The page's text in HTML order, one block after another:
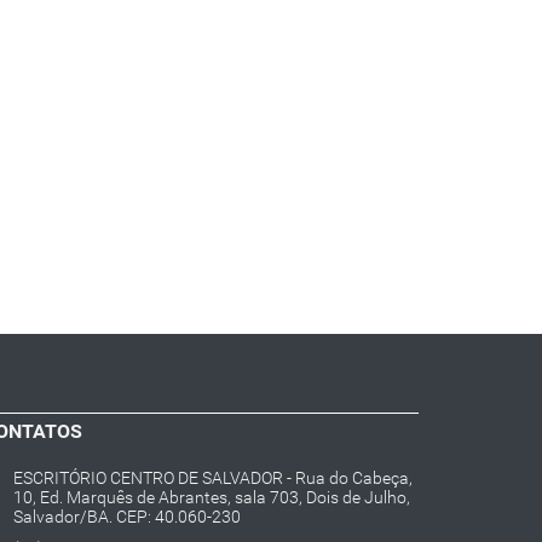
ESCRITÓRIO CENTRO DE SALVADOR - Rua do Cabeça,
10, Ed. Marquês de Abrantes, sala 703, Dois de Julho,
Salvador/BA. CEP: 40.060-230